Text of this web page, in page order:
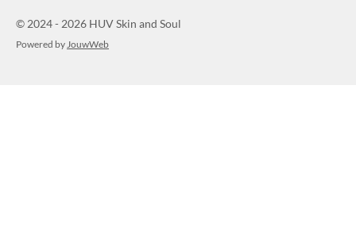
© 2024 - 2026 HUV Skin and Soul
Powered by JouwWeb